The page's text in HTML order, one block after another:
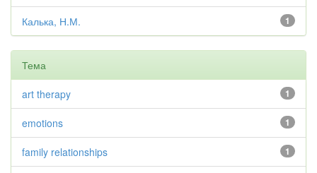
1
Калька, Н.М.
Тема
1
art therapy
1
emotions
1
family relationships